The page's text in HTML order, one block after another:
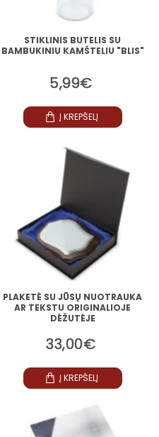
STIKLINIS BUTELIS SU
BAMBUKINIU KAMŠTELIU "BLIS"
5,99€
Į KREPŠELĮ
PLAKETĖ SU JŪSŲ NUOTRAUKA
AR TEKSTU ORIGINALIOJE
DĖŽUTĖJE
33,00€
Į KREPŠELĮ